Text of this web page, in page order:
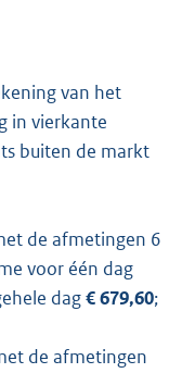
van het
in vierkante
buiten de markt
de afmetingen 6
voor één dag
dag€ 679,60;
de afmetingen